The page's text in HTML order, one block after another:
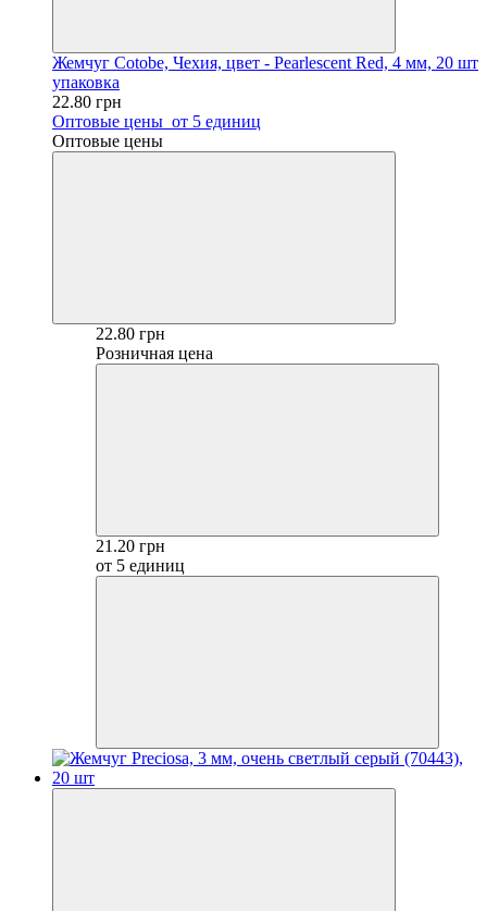
Жемчуг Cotobe, Чехия, цвет - Pearlescent Red, 4 мм, 20 шт
упаковка
22.80 грн
Оптовые цены от 5 единиц
Оптовые цены
22.80 грн
Розничная цена
21.20 грн
от 5 единиц